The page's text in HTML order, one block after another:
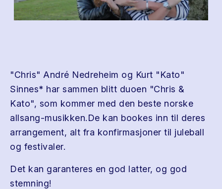
"Chris" André Nedreheim og Kurt "Kato"
Sinnes* har sammen blitt duoen "Chris &
Kato", som kommer med den beste norske
allsang-musikken.De kan bookes inn til deres
arrangement, alt fra konfirmasjoner til juleball
og festivaler.
Det kan garanteres en god latter, og god
stemning!